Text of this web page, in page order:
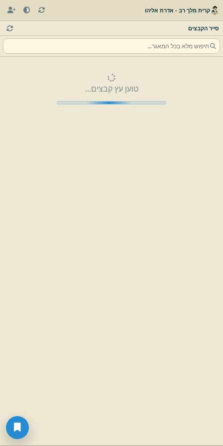
קרית מלך רב - אדרת אליהו
סייר הקבצים
טוען עץ קבצים...